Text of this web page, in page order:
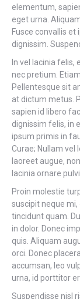
elementum,
eget urna.
Fusce convallis
dignissim.
In vel lacinia felis,
nec pretium.
Pellentesque sit
at dictum metus.
sapien id libero
dignissim felis, in
ipsum primis in
Curae; Nullam vel
laoreet augue,
lacinia ornare
Proin molestie
suscipit neque
tincidunt quam.
in dolor. Donec
quis. Aliquam
orci. Donec
accumsan, leo
urna, id porttitor
Suspendisse nisl